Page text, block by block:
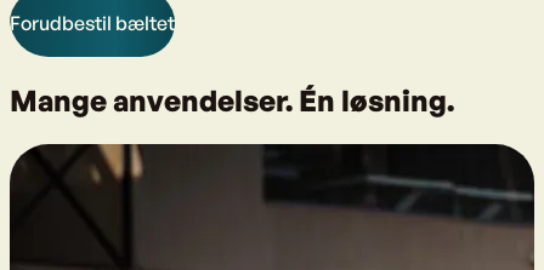
Forudbestil bæltet
Mange anvendelser. Én løsning.